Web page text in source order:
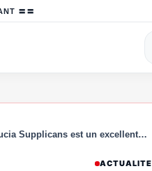
〓〓
Supplicans est un excellent…
ACTUALITE